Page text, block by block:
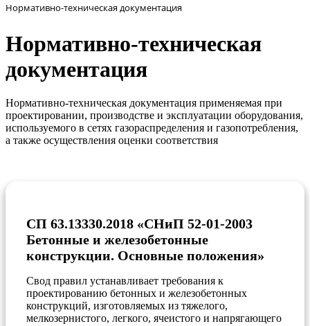
Нормативно-техническая документация
Нормативно-техническая
документация
Нормативно-техническая документация применяемая при
проектировании, производстве и эксплуатации оборудования,
используемого в сетях газораспределения и газопотребления,
а также осуществления оценки соответствия
СП 63.13330.2018 «СНиП 52-01-2003
Бетонные и железобетонные
конструкции. Основные положения»
Свод правил устанавливает требования к
проектированию бетонных и железобетонных
конструкций, изготовляемых из тяжелого,
мелкозернистого, легкого, ячеистого и напрягающего